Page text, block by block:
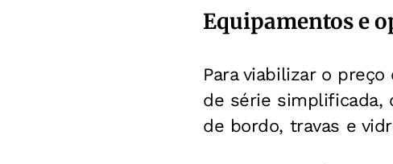
Equipamentos e
Para viabilizar o
de série simplificada,
de bordo, travas e